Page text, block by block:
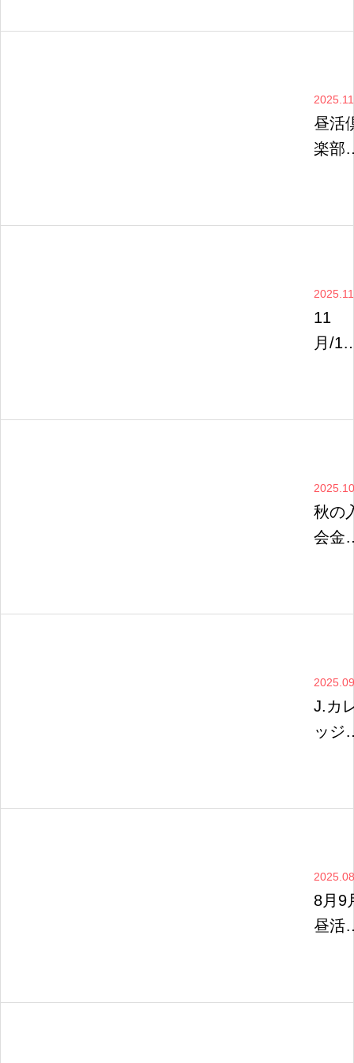
ます
昼活
楽部
催決
11
月/12
ケジ
まし
♪
秋の
会金
ン実
J.カ
ッジ
サー
8月9
昼活
ール